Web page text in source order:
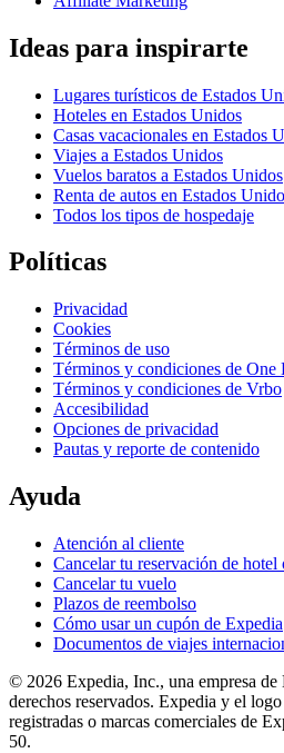
Ideas para inspirarte
Lugares turísticos de Estados
Hoteles en Estados Unidos
Casas vacacionales en Estados
Viajes a Estados Unidos
Vuelos baratos a Estados Unidos
Renta de autos en Estados
Todos los tipos de hospedaje
Políticas
Privacidad
Cookies
Términos de uso
Términos y condiciones de
Términos y condiciones de Vrbo
Accesibilidad
Opciones de privacidad
Pautas y reporte de contenido
Ayuda
Atención al cliente
Cancelar tu reservación de hotel
Cancelar tu vuelo
Plazos de reembolso
Cómo usar un cupón de Expedia
Documentos de viajes
© 2026 Expedia, Inc., una empresa
derechos reservados. Expedia y el
registradas o marcas comerciales de
50.